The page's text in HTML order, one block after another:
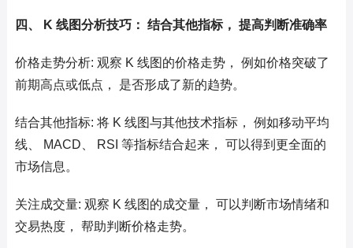
四、 K 线图分析技巧： 结合其他指标， 提高判断准确率
价格走势分析: 观察 K 线图的价格走势， 例如价格突破了
前期高点或低点， 是否形成了新的趋势。
结合其他指标: 将 K 线图与其他技术指标， 例如移动平均
线、 MACD、 RSI 等指标结合起来， 可以得到更全面的
市场信息。
关注成交量: 观察 K 线图的成交量， 可以判断市场情绪和
交易热度， 帮助判断价格走势。